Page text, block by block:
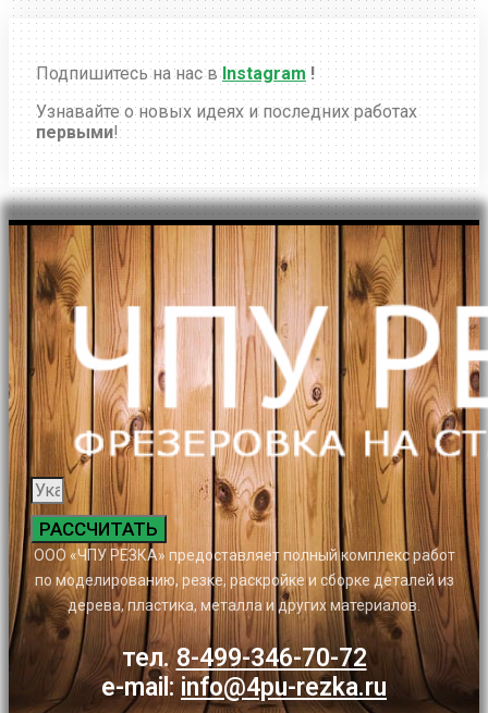
Подпишитесь на нас вInstagram !
Узнавайте о новых идеях и последних работах
первыми!
РАССЧИТАТЬ
ООО «ЧПУ РЕЗКА» предоставляет полный комплекс работ
по моделированию, резке, раскройке и сборке деталей из
дерева, пластика, металла и других материалов.
тел.8-499-346-70-72
e-mail:info@4pu-rezka.ru